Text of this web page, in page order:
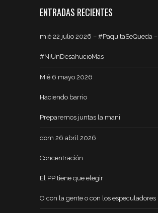
ENTRADAS RECIENTES
mié 22 julio 2026 – #PaquitaSeQueda –
#NiUnDesahucioMas
Mié 6 mayo 2026
Haciendo barrio
Preparemos juntas la mani
dom 26 abril 2026
Concentración
El PP tiene que elegir
O con la gente o con los especuladores